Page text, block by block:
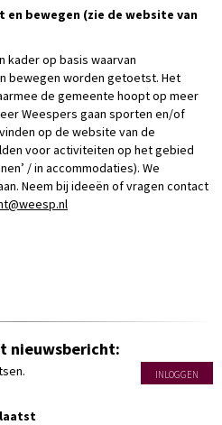
bewegen (zie de website van
kader op basis waarvan
bewegen worden getoetst. Het
de gemeente hoopt op meer
Weespers gaan sporten en/of
op de website van de
voor activiteiten op het gebied
/ in accommodaties). We
Neem bij ideeën of vragen contact
@weesp.nl
nieuwsbericht:
INLOGGEN